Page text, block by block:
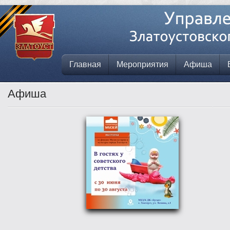
Главная Мероприятия Афиша
Афиша